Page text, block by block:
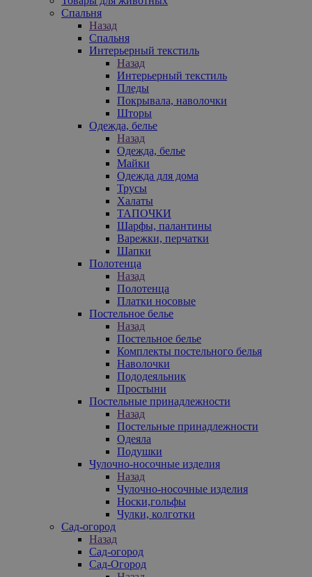
Спальня
Назад
Спальня
Интерьерный текстиль
Назад
Интерьерный текстиль
Пледы
Покрывала, наволочки
Шторы
Одежда, белье
Назад
Одежда, белье
Майки
Одежда для дома
Трусы
Халаты
ТАПОЧКИ
Шарфы, палантины
Варежки, перчатки
Шапки
Полотенца
Назад
Полотенца
Платки носовые
Постельное белье
Назад
Постельное белье
Комплекты постельного белья
Наволочки
Пододеяльник
Простыни
Постельные принадлежности
Назад
Постельные принадлежности
Одеяла
Подушки
Чулочно-носочные изделия
Назад
Чулочно-носочные изделия
Носки,гольфы
Чулки, колготки
Сад-огород
Назад
Сад-огород
Сад-Огород